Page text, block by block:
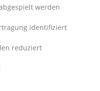
werden
identifiziert
reduziert